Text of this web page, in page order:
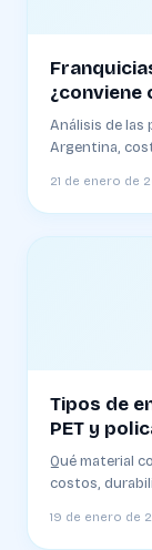
¿conviene
Análisis de las
Argentina,
21 de enero de
Tipos de
PET y
Qué material
costos,
19 de enero de